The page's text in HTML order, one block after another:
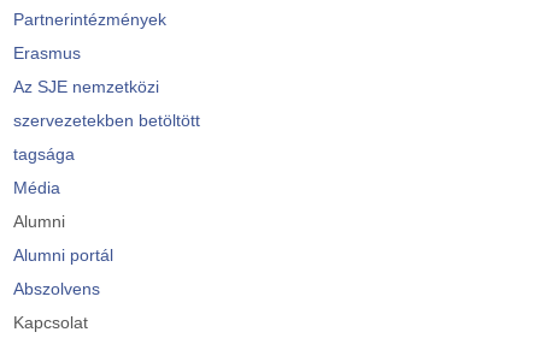
Partnerintézmények
Erasmus
Az SJE nemzetközi
szervezetekben betöltött
tagsága
Média
Alumni
Alumni portál
Abszolvens
Kapcsolat